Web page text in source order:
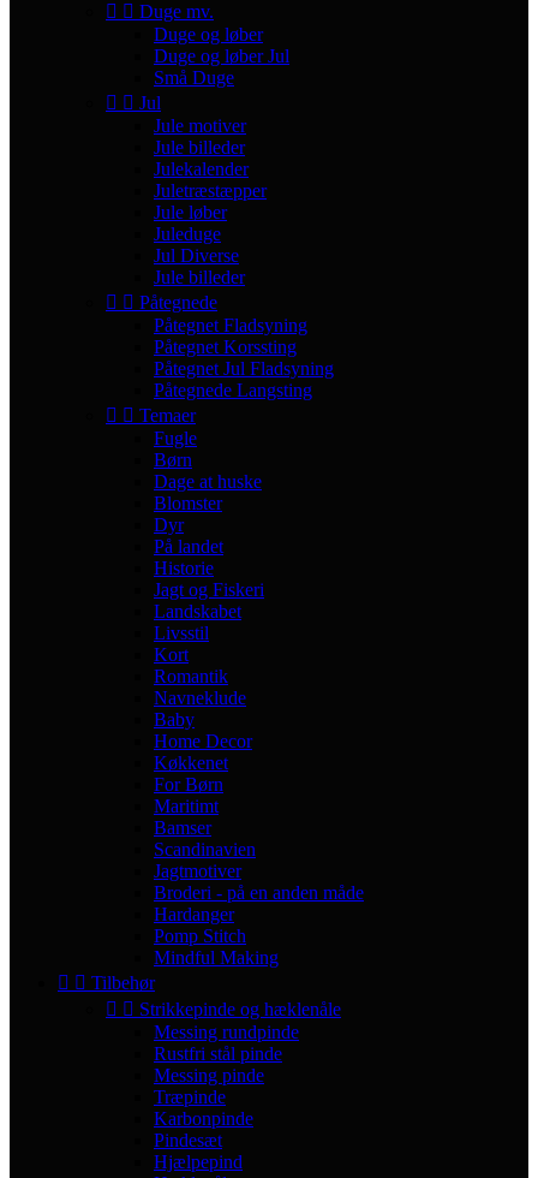
  Duge mv.
Duge og løber
Duge og løber Jul
Små Duge
  Jul
Jule motiver
Jule billeder
Julekalender
Juletræstæpper
Jule løber
Juleduge
Jul Diverse
Jule billeder
  Påtegnede
Påtegnet Fladsyning
Påtegnet Korssting
Påtegnet Jul Fladsyning
Påtegnede Langsting
  Temaer
Fugle
Børn
Dage at huske
Blomster
Dyr
På landet
Historie
Jagt og Fiskeri
Landskabet
Livsstil
Kort
Romantik
Navneklude
Baby
Home Decor
Køkkenet
For Børn
Maritimt
Bamser
Scandinavien
Jagtmotiver
Broderi - på en anden måde
Hardanger
Pomp Stitch
Mindful Making
  Tilbehør
  Strikkepinde og hæklenåle
Messing rundpinde
Rustfri stål pinde
Messing pinde
Træpinde
Karbonpinde
Pindesæt
Hjælpepind